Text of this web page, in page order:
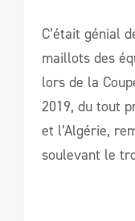
C’était génial
maillots des
lors de la
2019, du tout
et l’Algérie,
soulevant le